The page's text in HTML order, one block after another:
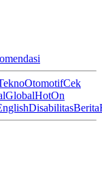
OtomotifCek
GlobalHotOn
DisabilitasBerita